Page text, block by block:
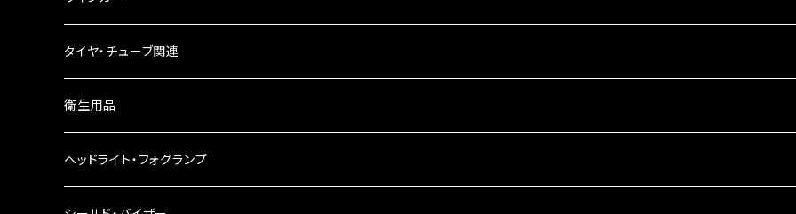
ウインカーリレー
ウインカーレンズ
LEDウインカー
タイヤ・チューブ関連
衛生用品
ヘッドライト・フォグランプ